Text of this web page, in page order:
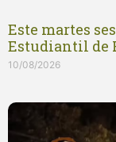
Este martes
Estudiantil de
10/08/2026